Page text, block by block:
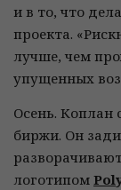
и в то, что
проекта.
лучше, чем
упущенных
Осень. Коплан
биржи. Он
логотипом